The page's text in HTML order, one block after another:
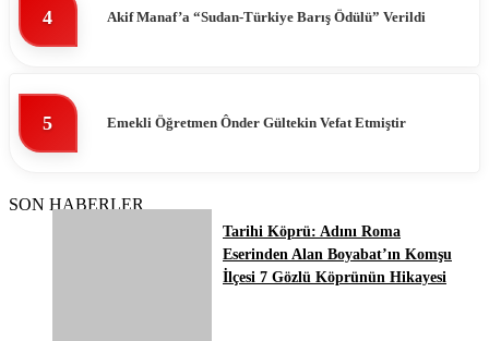
4 Akif Manaf’a “Sudan-Türkiye Barış Ödülü” Verildi
5 Emekli Öğretmen Ônder Gültekin Vefat Etmiştir
SON HABERLER
Tarihi Köprü: Adını Roma
Eserinden Alan Boyabat’ın Komşu
İlçesi 7 Gözlü Köprünün Hikayesi